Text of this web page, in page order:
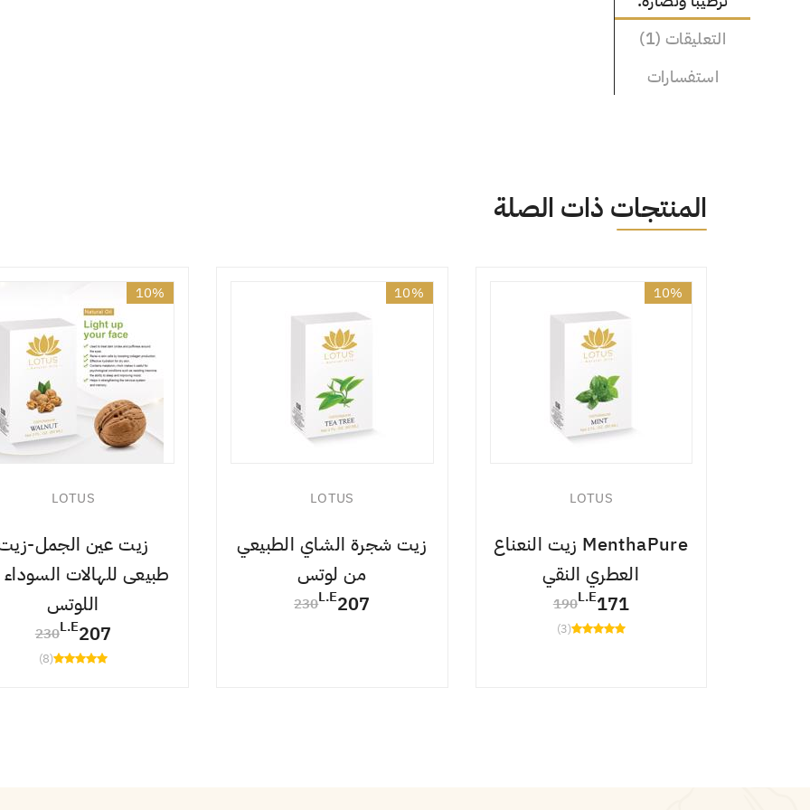
التعليقات (1)
استفسارات
المنتجات ذات الصلة
10%
LOTUS
MenthaPure زيت النعناع
العطري النقي
171
L.E
190
(3)
10%
LOTUS
زيت شجرة الشاي الطبيعي
من لوتس
207
L.E
230
10%
LOTUS
زيت عين الجمل-
طبيعى للهالات
اللوتس
207
L.E
230
(8)